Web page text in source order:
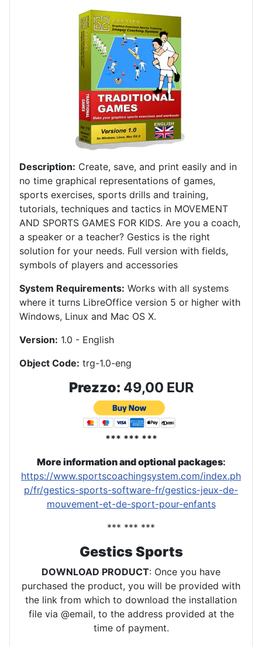
Description: Create, save, and print easily and in
no time graphical representations of games,
sports exercises, sports drills and training,
tutorials, techniques and tactics in MOVEMENT
AND SPORTS GAMES FOR KIDS. Are you a coach,
a speaker or a teacher? Gestics is the right
solution for your needs. Full version with fields,
symbols of players and accessories
System Requirements: Works with all systems
where it turns LibreOffice version 5 or higher with
Windows, Linux and Mac OS X.
Version: 1.0 - English
Object Code: trg-1.0-eng
Prezzo: 49,00 EUR
*** *** ***
More information and optional packages:
https://www.sportscoachingsystem.com/index.ph
p/fr/gestics-sports-software-fr/gestics-jeux-de-
mouvement-et-de-sport-pour-enfants
*** *** ***
Gestics Sports
DOWNLOAD PRODUCT: Once you have
purchased the product, you will be provided with
the link from which to download the installation
file via @email, to the address provided at the
time of payment.